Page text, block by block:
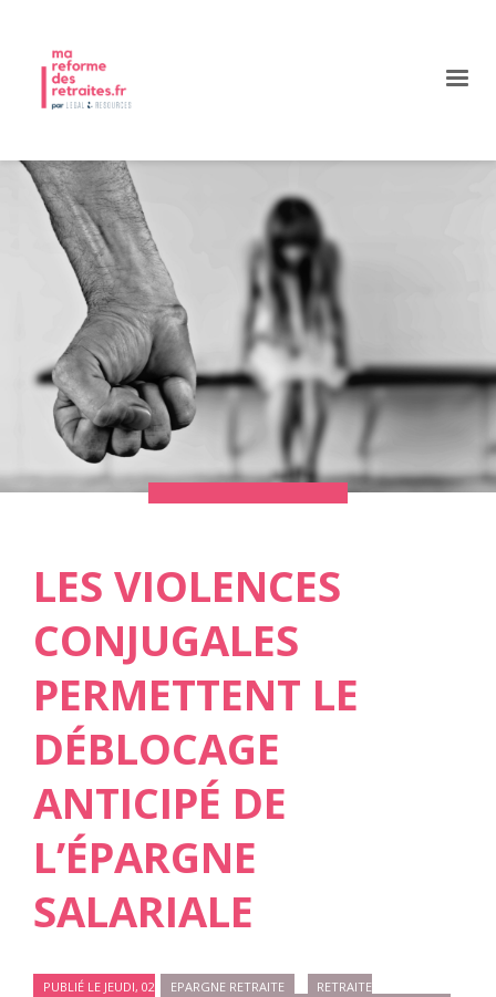
LES VIOLENCES
CONJUGALES
PERMETTENT LE
DÉBLOCAGE
ANTICIPÉ DE
L’ÉPARGNE
SALARIALE
PUBLIÉ LE JEUDI, 02
EPARGNE RETRAITE
RETRAITE